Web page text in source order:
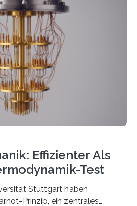
Dies ist der Alltag in
die dieses Jahr 100
weshalb die UNESCO 2025 zum
Quantenwissenschaft und -
hat. Doch nun hat eine
um den
Effizienter Als
Test
Stuttgart haben
Prinzip, ein zentrales